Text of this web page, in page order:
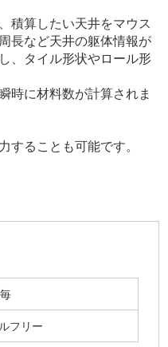
積算したい天井をマウス
長など天井の躯体情報が
、タイル形状やロール形
時に材料数が計算されま
することも可能です。
フリー